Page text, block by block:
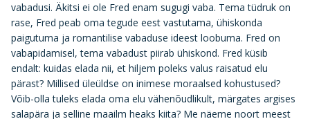
vabadusi. Äkitsi ei ole Fred enam sugugi vaba. Tema tüdruk on
rase, Fred peab oma tegude eest vastutama, ühiskonda
paigutuma ja romantilise vabaduse ideest loobuma. Fred on
vabapidamisel, tema vabadust piirab ühiskond. Fred küsib
endalt: kuidas elada nii, et hiljem poleks valus raisatud elu
pärast? Millised üleüldse on inimese moraalsed kohustused?
Võib-olla tuleks elada oma elu vähenõudlikult, märgates argises
salapära ja selline maailm heaks kiita? Me näeme noort meest